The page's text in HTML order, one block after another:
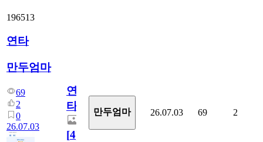
196513
연타
만두엄마
69
2
0
26.07.03
연
타
[4]
만두엄마 26.07.03 69 2